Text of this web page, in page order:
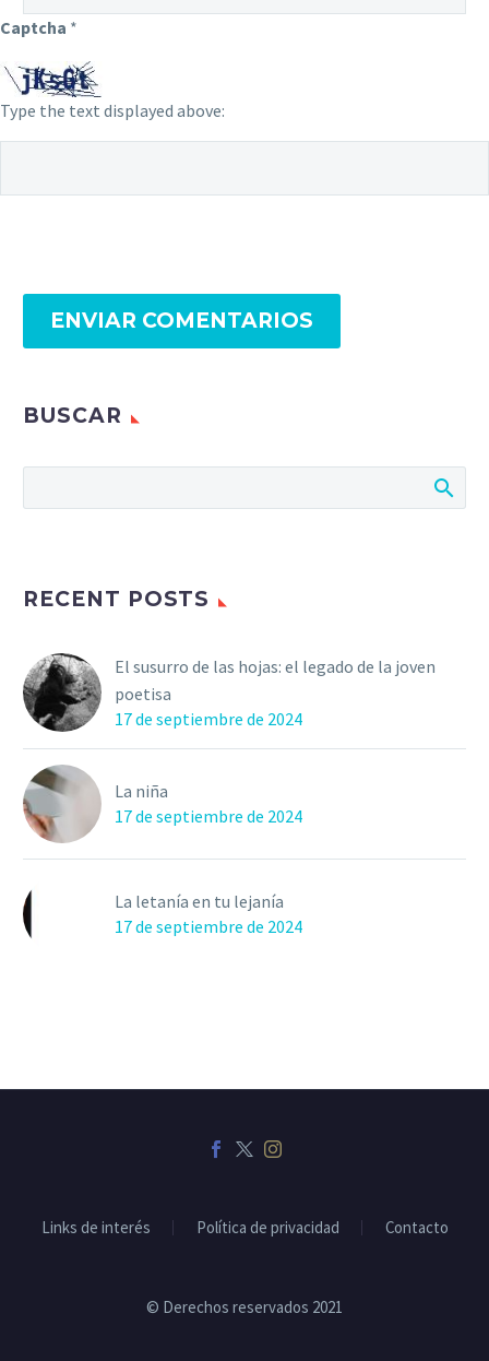
Captcha *
Type the text displayed above:
ENVIAR COMENTARIOS
BUSCAR
RECENT POSTS
El susurro de las hojas: el legado de la joven
poetisa
17 de septiembre de 2024
La niña
17 de septiembre de 2024
La letanía en tu lejanía
17 de septiembre de 2024
Links de interés Política de privacidad Contacto
© Derechos reservados 2021